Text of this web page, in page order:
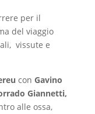
per il
del viaggio
vissute e
con Gavino
Giannetti,
alle ossa,